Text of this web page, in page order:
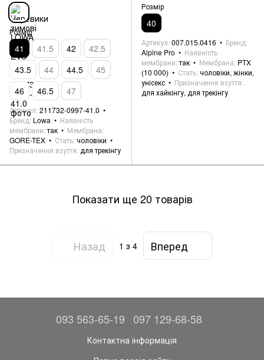
Розмір
41 41.5 42
42.5
43.5
44 44.5
45
46
46.5 47
Артикул 211732-0997-41.0
Бренд Lowa
Наявність
мембрани так
Мембрана
GORE-TEX
Стать чоловіки
Призначення взуття для трекінгу
Розмір
40
Артикул 007.015.0416
Бренд
Alpine Pro
Наявність
мембрани так Мембрана PTX
(10 000)
Стать чоловіки, жінки,
унісекс
Призначення взуття
для хайкінгу, для трекінгу
Показати ще 20 товарів
Назад 1 з 4 Вперед
093 563-65-19 097 129-68-58
Контактна інформація